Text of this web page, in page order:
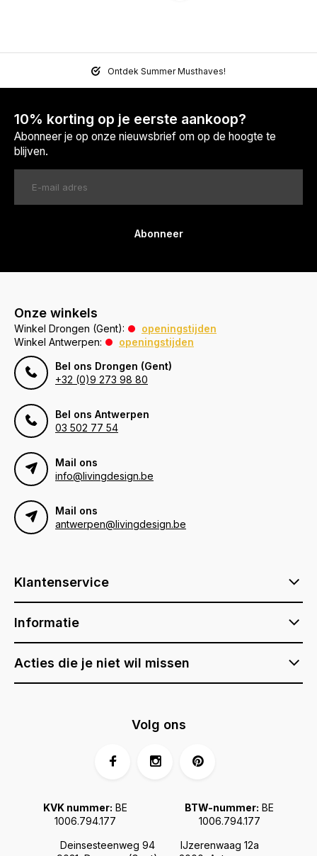
Ontdek Summer Musthaves!
10% korting op je eerste aankoop?
Abonneer je op onze nieuwsbrief om op de hoogte te
blijven.
Abonneer
Onze winkels
Winkel Drongen (Gent):
openingstijden
Winkel Antwerpen:
openingstijden
Bel ons Drongen (Gent)
+32 (0)9 273 98 80
Bel ons Antwerpen
03 502 77 54
Mail ons
info@livingdesign.be
Mail ons
antwerpen@livingdesign.be
Klantenservice
Informatie
Acties die je niet wil missen
Deinsesteenweg 94
IJzerenwaag 12a
KVK nummer: BE
1006.794.177
BTW-nummer: BE
1006.794.177
Volg ons